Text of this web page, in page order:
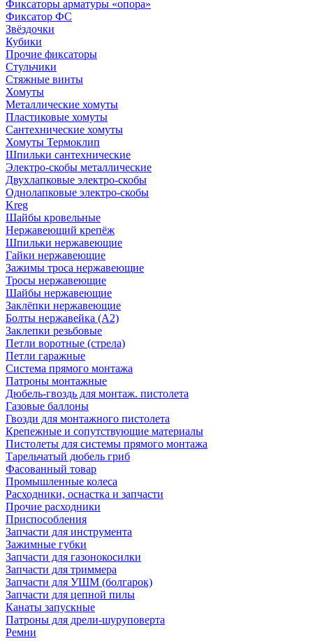
Фиксаторы арматуры «опора»
Фиксатор ФС
Звёздочки
Кубики
Прочие фиксаторы
Стульчики
Стяжные винты
Хомуты
Металлические хомуты
Пластиковые хомуты
Сантехнические хомуты
Хомуты Термоклип
Шпильки сантехнические
Электро-скобы металлические
Двухлапковые электро-скобы
Однолапковые электро-скобы
Kreg
Шайбы кровельные
Нержавеющий крепёж
Шпильки нержавеющие
Гайки нержавеющие
Зажимы троса нержавеющие
Тросы нержавеющие
Шайбы нержавеющие
Заклёпки нержавеющие
Болты нержавейка (А2)
Заклепки резьбовые
Петли воротные (стрела)
Петли гаражные
Система прямого монтажа
Патроны монтажные
Дюбель-гвоздь для монтаж. пистолета
Газовые баллоны
Гвозди для монтажного пистолета
Крепежные и сопутствующие материалы
Пистолеты для системы прямого монтажа
Тарельчатый дюбель гриб
Фасованный товар
Промышленные колеса
Расходники, оснастка и запчасти
Прочие расходники
Приспособления
Запчасти для инструмента
Зажимные губки
Запчасти для газонокосилки
Запчасти для триммера
Запчасти для УШМ (болгарок)
Запчасти для цепной пилы
Канаты запускные
Патроны для дрели-шуруповерта
Ремни